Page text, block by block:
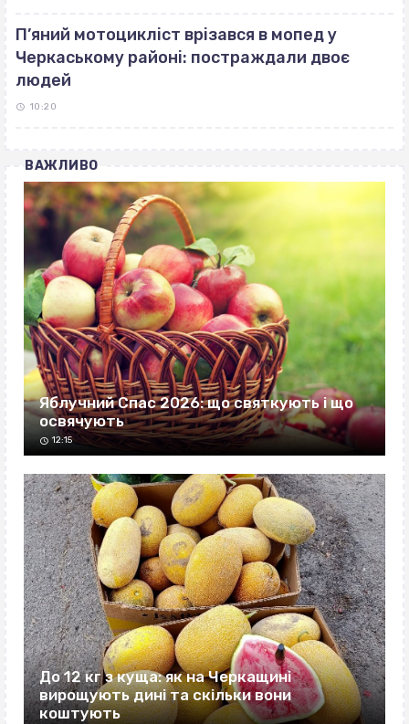
П’яний мотоцикліст врізався в мопед у
Черкаському районі: постраждали двоє
людей
10:20
ВАЖЛИВО
Яблучний Спас 2026: що святкують і що
освячують
12:15
До 12 кг з куща: як на Черкащині
вирощують дині та скільки вони
коштують